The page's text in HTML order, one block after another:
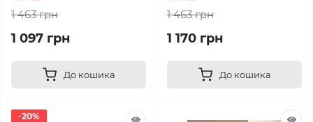
1 463 грн
1 097 грн
До кошика
1 463 грн
1 170 грн
До кошика
-20%